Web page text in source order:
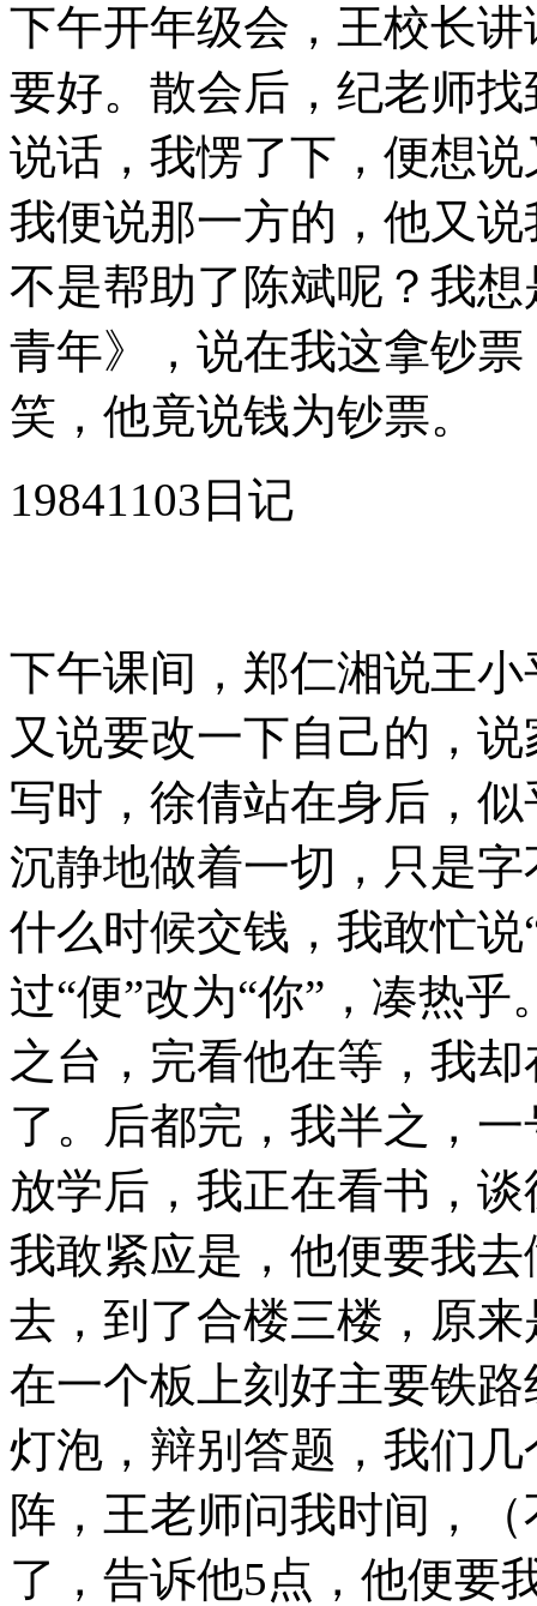
下午开年级会，王校长
要好。散会后，纪老师
说话，我愣了下，便想
我便说那一方的，他又
不是帮助了陈斌呢？我
青年》，说在我这拿钞
笑，他竟说钱为钞票。
19841103日记
下午课间，郑仁湘说王
又说要改一下自己的，
写时，徐倩站在身后，
沉静地做着一切，只是
什么时候交钱，我敢忙
过“便”改为“你”，凑热
之台，完看他在等，我
了。后都完，我半之，
放学后，我正在看书，
我敢紧应是，他便要我
去，到了合楼三楼，原
在一个板上刻好主要铁
灯泡，辩别答题，我们
阵，王老师问我时间，
了，告诉他5点，他便要